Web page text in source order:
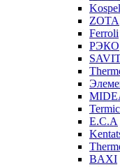
Kospel
ZOTA
Ferroli
РЭКО
E.C.A
BAXI